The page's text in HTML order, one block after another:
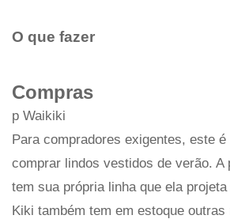
O que fazer
Compras
p Waikiki
Para compradores exigentes, este é
comprar lindos vestidos de verão. A
tem sua própria linha que ela
Kiki também tem em estoque outras